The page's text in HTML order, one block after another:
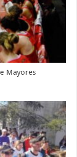
Mayores